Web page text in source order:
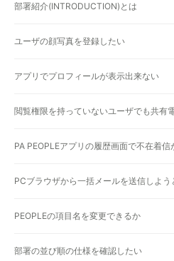
部署紹介(INTRODUCTION)とは
ユーザの顔写真を登録したい
アプリでプロフィールが表示出来ない
閲覧権限を持っていないユーザでも共有
PA PEOPLEアプリの履歴画面で不在着
PCブラウザから一括メールを送信しよ
PEOPLEの項目名を変更できるか
部署の並び順の仕様を確認したい